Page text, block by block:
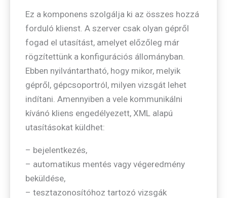
Ez a komponens szolgálja ki az összes hozzá
forduló klienst. A szerver csak olyan gépről
fogad el utasítást, amelyet előzőleg már
rögzítettünk a konfigurációs állományban.
Ebben nyilvántartható, hogy mikor, melyik
gépről, gépcsoportról, milyen vizsgát lehet
indítani. Amennyiben a vele kommunikálni
kívánó kliens engedélyezett, XML alapú
utasításokat küldhet:
– bejelentkezés,
– automatikus mentés vagy végeredmény
beküldése,
– tesztazonosítóhoz tartozó vizsgák